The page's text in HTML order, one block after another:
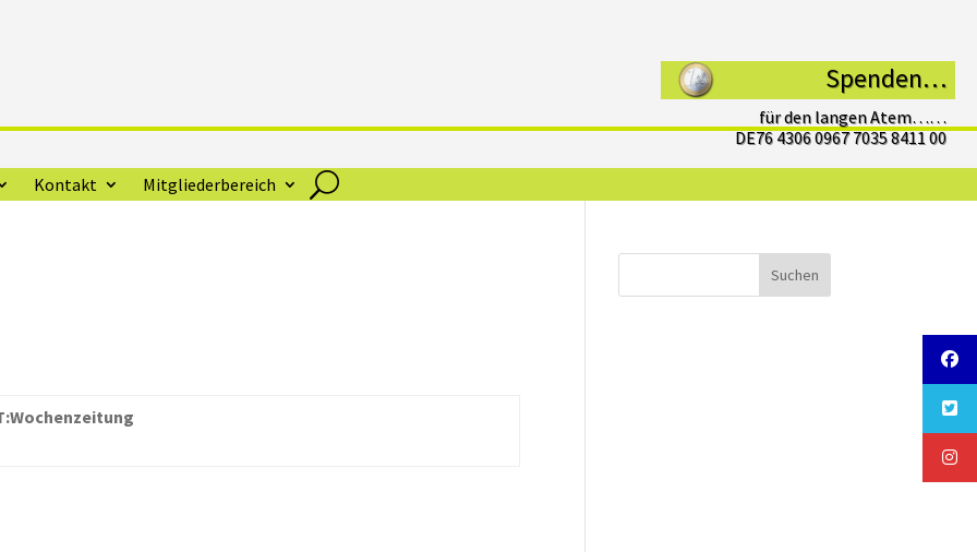
Spenden…
für den langen Atem……
DE76 4306 0967 7035 8411 00
Kontakt Mitgliederbereich
Suchen